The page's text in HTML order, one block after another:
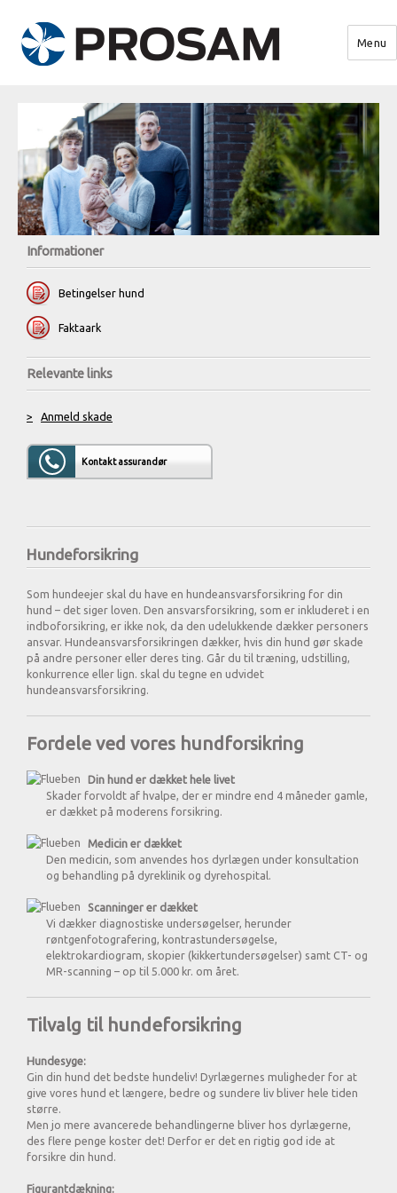
Menu
Informationer
Betingelser hund
Faktaark
Relevante links
> Anmeld skade
Kontakt assurandør
Hundeforsikring
Som hundeejer skal du have en hundeansvarsforsikring for din
hund – det siger loven. Den ansvarsforsikring, som er inkluderet i en
indboforsikring, er ikke nok, da den udelukkende dækker personers
ansvar. Hundeansvarsforsikringen dækker, hvis din hund gør skade
på andre personer eller deres ting. Går du til træning, udstilling,
konkurrence eller lign. skal du tegne en udvidet
hundeansvarsforsikring.
Fordele ved vores hundforsikring
Din hund er dækket hele livet
Skader forvoldt af hvalpe, der er mindre end 4 måneder gamle,
er dækket på moderens forsikring.
Medicin er dækket
Den medicin, som anvendes hos dyrlægen under konsultation
og behandling på dyreklinik og dyrehospital.
Scanninger er dækket
Vi dækker diagnostiske undersøgelser, herunder
røntgenfotografering, kontrastundersøgelse,
elektrokardiogram, skopier (kikkertundersøgelser) samt CT- og
MR-scanning – op til 5.000 kr. om året.
Tilvalg til hundeforsikring
Hundesyge:
Gin din hund det bedste hundeliv! Dyrlægernes muligheder for at
give vores hund et længere, bedre og sundere liv bliver hele tiden
større.
Men jo mere avancerede behandlingerne bliver hos dyrlægerne,
des flere penge koster det! Derfor er det en rigtig god ide at
forsikre din hund.
Figurantdækning: